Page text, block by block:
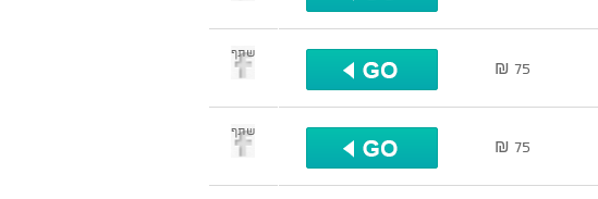
75 ₪
שתף
75 ₪
שתף